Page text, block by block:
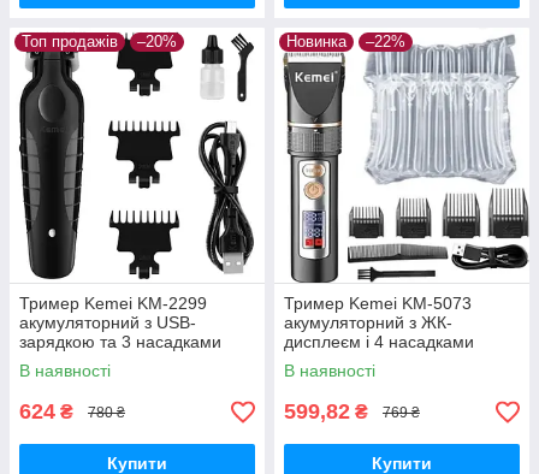
Топ продажів –20%
Тример Kemei KM-2299
акумуляторний з USB-
зарядкою та 3 насадками
В наявності
624 ₴ 780 ₴
Купити
Новинка –22%
Тример Kemei KM-5073
акумуляторний з ЖК-
дисплеєм і 4 насадками
В наявності
599,82 ₴ 769 ₴
Купити